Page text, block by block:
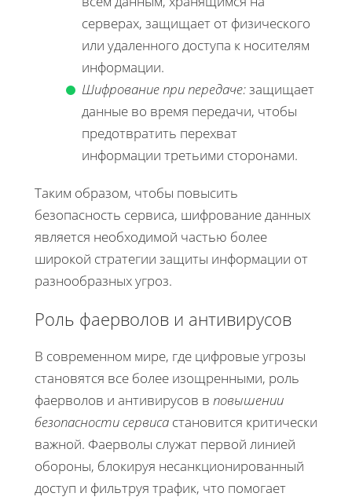
серверах, защищает от физического
или удаленного доступа к носителям
информации.
Шифрование при передаче:защищает
данные во время передачи, чтобы
предотвратить перехват
информации третьими сторонами.
Таким образом, чтобы повысить
безопасность сервиса, шифрование данных
является необходимой частью более
широкой стратегии защиты информации от
разнообразных угроз.
Роль фаерволов и антивирусов
В современном мире, где цифровые угрозы
становятся все более изощренными, роль
фаерволов и антивирусов в повышении
безопасности сервиса становится критически
важной. Фаерволы служат первой линией
обороны, блокируя несанкционированный
доступ и фильтруя трафик, что помогает